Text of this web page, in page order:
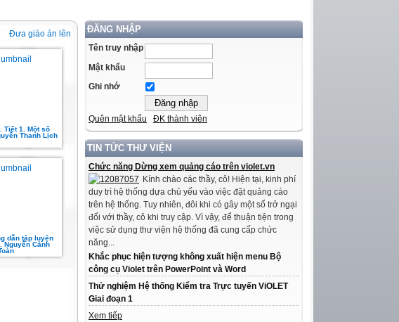
ĐĂNG NHẬP
Tên truy nhập
Mật khẩu
Ghi nhớ
Quên mật khẩu ĐK thành viên
TIN TỨC THƯ VIỆN
Chức năng Dừng xem quảng cáo trên violet.vn
Kính chào các thầy, cô! Hiện tại, kinh phí
duy trì hệ thống dựa chủ yếu vào việc đặt quảng cáo
trên hệ thống. Tuy nhiên, đôi khi có gây một số trở ngại
đối với thầy, cô khi truy cập. Vì vậy, để thuận tiện trong
việc sử dụng thư viện hệ thống đã cung cấp chức
năng...
Khắc phục hiện tượng không xuất hiện menu Bộ
công cụ Violet trên PowerPoint và Word
Thử nghiệm Hệ thống Kiểm tra Trực tuyến ViOLET
Giai đoạn 1
Xem tiếp
Đưa giáo án lên
Tiết 1. Một số
Thanh Lịch
dẫn tập luyện
Nguyễn Cảnh